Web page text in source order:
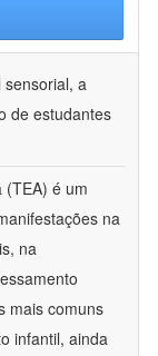
sensorial, a
de estudantes
(TEA) é um
na
na
mais comuns
infantil, ainda